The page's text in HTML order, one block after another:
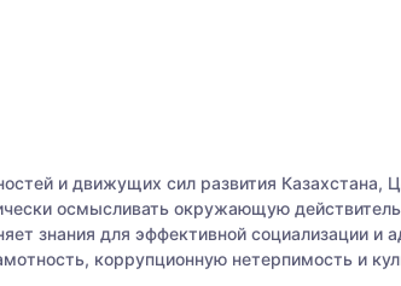
и движущих сил развития Казахстана,
осмысливать окружающую
знания для эффективной социализации
коррупционную нетерпимость и